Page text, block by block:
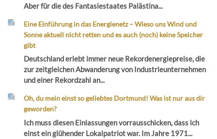
Aber für die des Fantasiestaates Palästina...
Eine Einführung in das Energienetz – Wieso uns Wind und
Sonne aktuell nicht retten und es auch (noch) keine Speicher
gibt
Deutschland erlebt immer neue Rekordenergiepreise, die
zur zeitgleichen Abwanderung von Industrieunternehmen
und einer Rekordzahl an...
Oh, du mein einst so geliebtes Dortmund! Was ist nur aus dir
geworden?
Ich muss diesen Einlassungen vorrausschicken, dass ich
einst ein glühender Lokalpatriot war. Im Jahre 1971...